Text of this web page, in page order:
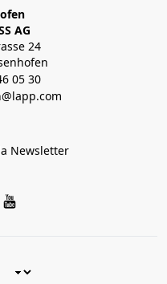
AG
24
05 30
Newsletter